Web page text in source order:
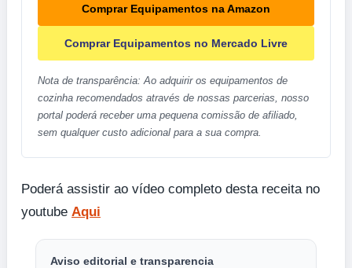
Comprar Equipamentos na Amazon
Comprar Equipamentos no Mercado Livre
Nota de transparência: Ao adquirir os equipamentos de
cozinha recomendados através de nossas parcerias, nosso
portal poderá receber uma pequena comissão de afiliado,
sem qualquer custo adicional para a sua compra.
Poderá assistir ao vídeo completo desta receita no
youtube Aqui
Aviso editorial e transparencia